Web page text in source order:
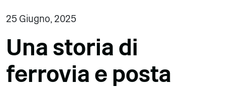
25 Giugno, 2025
Una storia di
ferrovia e posta